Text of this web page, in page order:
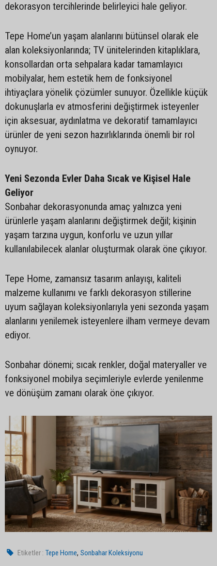
dekorasyon tercihlerinde belirleyici hale geliyor.
Tepe Home’un yaşam alanlarını bütünsel olarak ele
alan koleksiyonlarında; TV ünitelerinden kitaplıklara,
konsollardan orta sehpalara kadar tamamlayıcı
mobilyalar, hem estetik hem de fonksiyonel
ihtiyaçlara yönelik çözümler sunuyor. Özellikle küçük
dokunuşlarla ev atmosferini değiştirmek isteyenler
için aksesuar, aydınlatma ve dekoratif tamamlayıcı
ürünler de yeni sezon hazırlıklarında önemli bir rol
oynuyor.
Yeni Sezonda Evler Daha Sıcak ve Kişisel Hale
Geliyor
Sonbahar dekorasyonunda amaç yalnızca yeni
ürünlerle yaşam alanlarını değiştirmek değil; kişinin
yaşam tarzına uygun, konforlu ve uzun yıllar
kullanılabilecek alanlar oluşturmak olarak öne çıkıyor.
Tepe Home, zamansız tasarım anlayışı, kaliteli
malzeme kullanımı ve farklı dekorasyon stillerine
uyum sağlayan koleksiyonlarıyla yeni sezonda yaşam
alanlarını yenilemek isteyenlere ilham vermeye devam
ediyor.
Sonbahar dönemi; sıcak renkler, doğal materyaller ve
fonksiyonel mobilya seçimleriyle evlerde yenilenme
ve dönüşüm zamanı olarak öne çıkıyor.
Etiketler : Tepe Home,Sonbahar Koleksiyonu